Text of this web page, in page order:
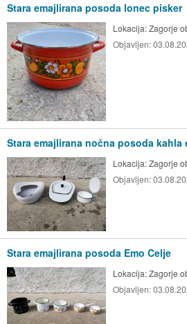
Stara emajlirana posoda lonec pisker
Lokacija:Zagorje
Objavljen:
Stara emajlirana nočna posoda
Lokacija:Zagorje
Objavljen:
Stara emajlirana posoda Emo Celje
Lokacija:Zagorje
Objavljen: